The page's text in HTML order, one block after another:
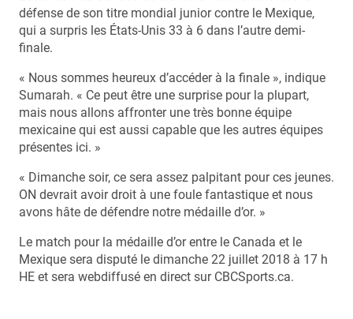
défense de son titre mondial junior contre le Mexique,
qui a surpris les États-Unis 33 à 6 dans l’autre demi-
finale.
« Nous sommes heureux d’accéder à la finale », indique
Sumarah. « Ce peut être une surprise pour la plupart,
mais nous allons affronter une très bonne équipe
mexicaine qui est aussi capable que les autres équipes
présentes ici. »
« Dimanche soir, ce sera assez palpitant pour ces jeunes.
ON devrait avoir droit à une foule fantastique et nous
avons hâte de défendre notre médaille d’or. »
Le match pour la médaille d’or entre le Canada et le
Mexique sera disputé le dimanche 22 juillet 2018 à 17 h
HE et sera webdiffusé en direct sur CBCSports.ca.